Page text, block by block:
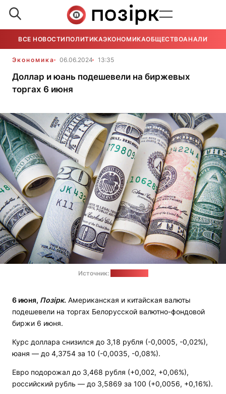
ВСЕ НОВОСТИ ПОЛИТИКАЭКОНОМИКАОБЩЕСТВОАНАЛИТИКА
Экономика 06.06.2024 13:35
Доллар и юань подешевели на биржевых
торгах 6 июня
Источник:
6 июня, Позірк. Американская и китайская валюты
подешевели на торгах Белорусской валютно-фондовой
биржи 6 июня.
Курс доллара снизился до 3,18 рубля (-0,0005, -0,02%),
юаня — до 4,3754 за 10 (-0,0035, -0,08%).
Евро подорожал до 3,468 рубля (+0,002, +0,06%),
российский рубль — до 3,5869 за 100 (+0,0056, +0,16%).